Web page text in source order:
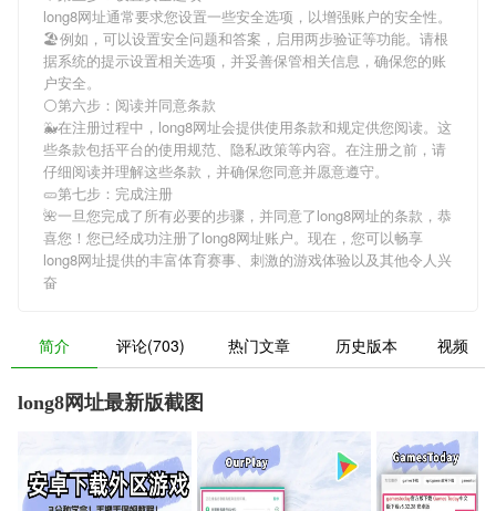
long8网址通常要求您设置一些安全选项，以增强账户的安全性。
🏖例如，可以设置安全问题和答案，启用两步验证等功能。请根
据系统的提示设置相关选项，并妥善保管相关信息，确保您的账
户安全。
⚪第六步：阅读并同意条款
🐳在注册过程中， long8网址会提供使用条款和规定供您阅读。这
些条款包括平台的使用规范、隐私政策等内容。在注册之前，请
仔细阅读并理解这些条款，并确保您同意并愿意遵守。
🥒第七步：完成注册
🌺一旦您完成了所有必要的步骤，并同意了long8网址的条款，恭
喜您！您已经成功注册了long8网址账户。现在，您可以畅享
long8网址提供的丰富体育赛事、刺激的游戏体验以及其他令人兴
奋
简介 评论(703) 热门文章 历史版本 视频
long8网址最新版截图